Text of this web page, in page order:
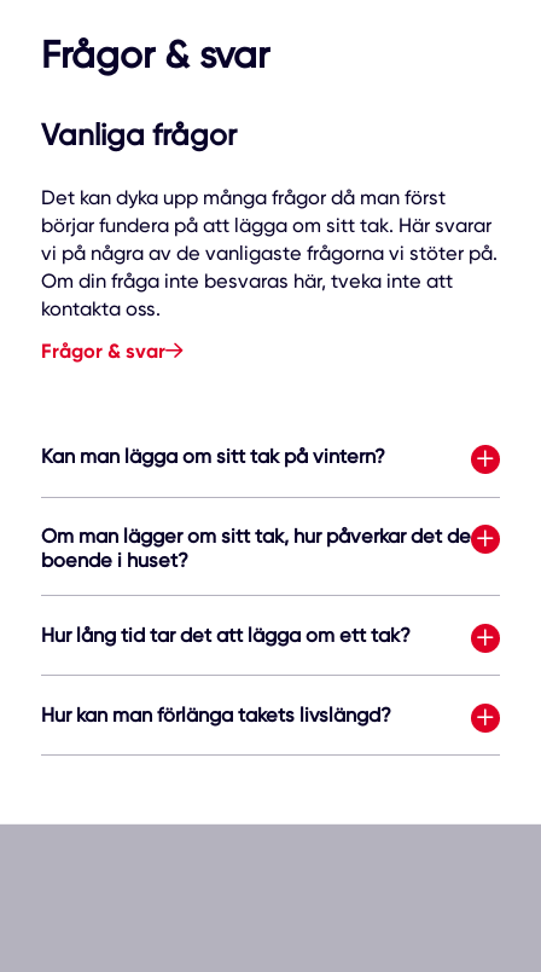
Frågor & svar
Vanliga frågor
Det kan dyka upp många frågor då man först
börjar fundera på att lägga om sitt tak. Här svarar
vi på några av de vanligaste frågorna vi stöter på.
Om din fråga inte besvaras här, tveka inte att
kontakta oss.
Frågor & svar
Kan man lägga om sitt tak på vintern?
Om man lägger om sitt tak, hur påverkar det de
boende i huset?
Hur lång tid tar det att lägga om ett tak?
Hur kan man förlänga takets livslängd?